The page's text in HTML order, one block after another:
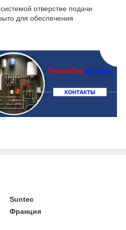
отверстие подачи
для обеспечения
Suntec
Франция